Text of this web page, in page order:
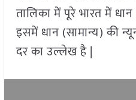
तालिका में पूरे भारत में
इसमें धान (सामान्य) की
दर का उल्लेख है |